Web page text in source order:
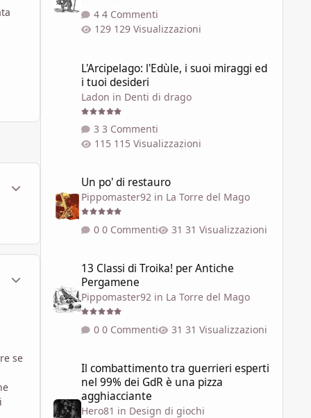
Statistiche Autore
Statistiche Autore
se
4 Commenti
129 Visualizzazioni
L'Arcipelago: l'Edùle, i suoi miraggi ed
i tuoi desideri
Ladon in Denti di drago
3 Commenti
115 Visualizzazioni
Un po' di restauro
Un po' di restauro
Pippomaster92in La Torre del Mago
0 Commenti 31 Visualizzazioni
13 Classi di Troika! per Antiche
Pergamene
Pippomaster92in La Torre del Mago
0 Commenti 31 Visualizzazioni
Il combattimento tra guerrieri esperti
nel 99% dei GdR è una pizza
agghiacciante
Hero81 in Design di giochi